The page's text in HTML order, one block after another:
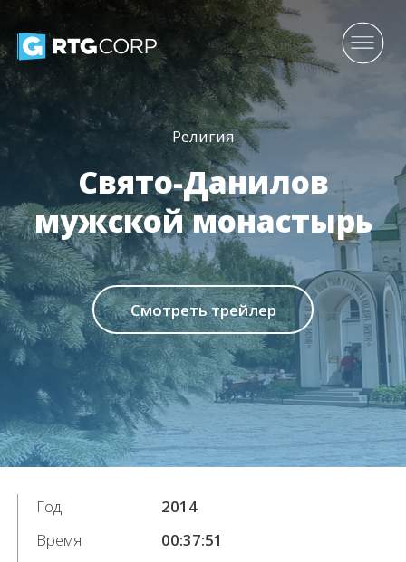
Религия
Свято-Данилов
мужской монастырь
Смотреть трейлер
Год
2014
Время
00:37:51